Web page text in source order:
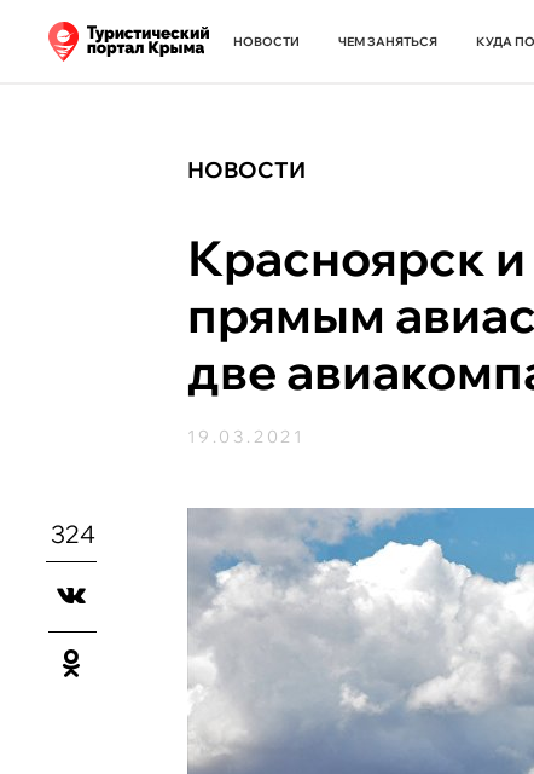
НОВОСТИ ЧЕМ ЗАНЯТЬСЯ КУДА
НОВОСТИ
Красноярск
прямым
две
19.03.2021
324